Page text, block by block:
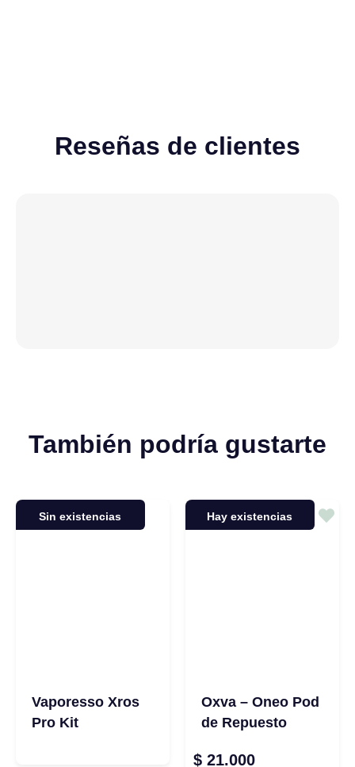
Reseñas de clientes
También podría gustarte
Sin existencias
Vaporesso Xros
Pro Kit
Hay existencias
Oxva – Oneo Pod
de Repuesto
$ 21.000